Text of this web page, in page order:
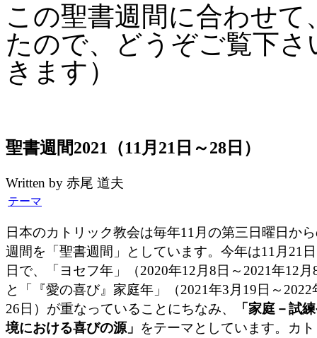
この聖書週間に合わせ
たので、どうぞご覧下さ
きます）
聖書週間2021（11月21日～28日）
Written by 赤尾 道夫
テーマ
日本のカトリック教会は毎年11月の第三日曜日か
週間を「聖書週間」としています。今年は11月21
日で、「ヨセフ年」（2020年12月8日～2021年12月
と「『愛の喜び』家庭年」（2021年3月19日～2022
26日）が重なっていることにちなみ、
「家庭－試
境における喜びの源」 をテーマとしています。カ